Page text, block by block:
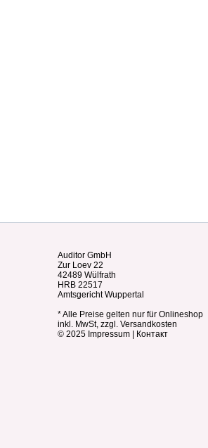
Auditor GmbH
Zur Loev 22
42489 Wülfrath
HRB 22517
Amtsgericht Wuppertal
* Alle Preise gelten nur für Onlineshop
inkl. MwSt, zzgl. Versandkosten
© 2025 Impressum Контакт